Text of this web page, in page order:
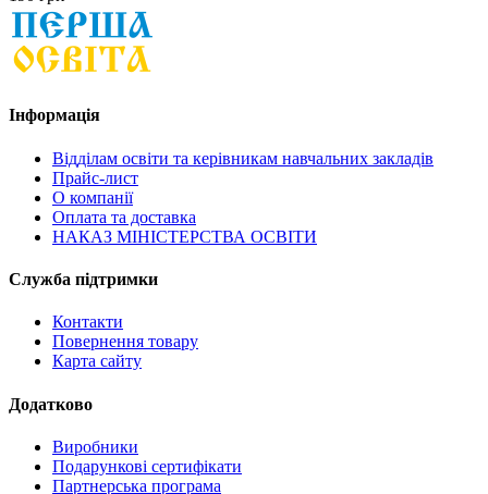
Інформація
Відділам освіти та керівникам навчальних закладів
Прайс-лист
О компанії
Оплата та доставка
НАКАЗ МІНІСТЕРСТВА ОСВІТИ
Служба підтримки
Контакти
Повернення товару
Карта сайту
Додатково
Виробники
Подарункові сертифікати
Партнерська програма